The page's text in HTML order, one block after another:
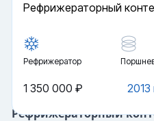
Рефрижераторный
Рефрижератор
2013
1 350 000 ₽
Рефрижераторный